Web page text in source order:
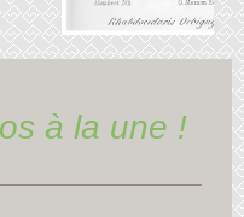
à la une !